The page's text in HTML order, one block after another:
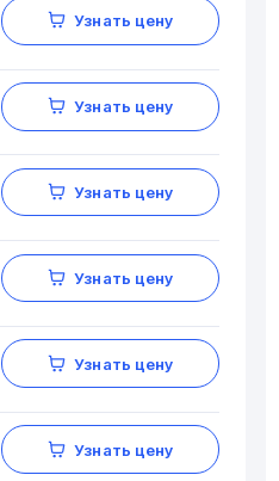
Узнать цену
Узнать цену
Узнать цену
Узнать цену
Узнать цену
Узнать цену